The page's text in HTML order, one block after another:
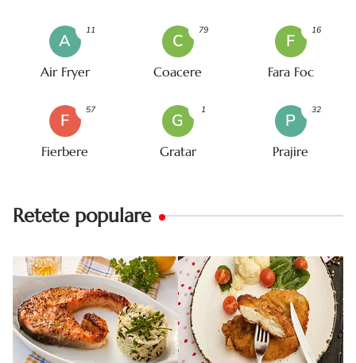
A
Air Fryer
11
C
Coacere
79
F
Fara Foc
16
F
Fierbere
57
G
Gratar
1
P
Prajire
32
Retete populare